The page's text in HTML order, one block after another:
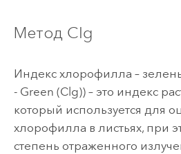
Метод CIg
Индекс хлорофилла –
- Green (Clg)) – это индекс
который используется для
хлорофилла в листьях, при
степень отраженного